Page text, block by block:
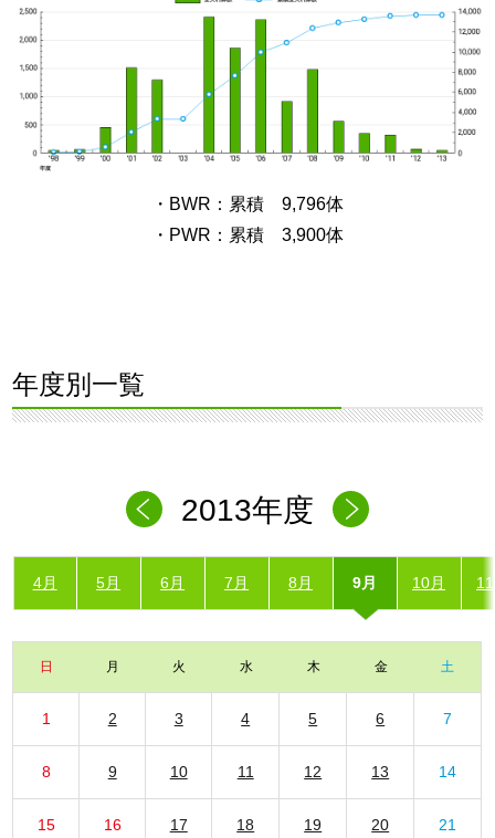
・BWR：累積 9,796体
・PWR：累積 3,900体
年度別一覧
2013年度
4月 5月 6月 7月 8月 9月 10月
日 月 火 水 木 金 土
1 2 3 4 5 6 7
8 9 10 11 12 13 14
15 16 17 18 19 20 21